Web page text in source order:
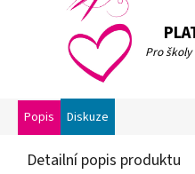
Pro
Popis Diskuze
Detailní popis produktu